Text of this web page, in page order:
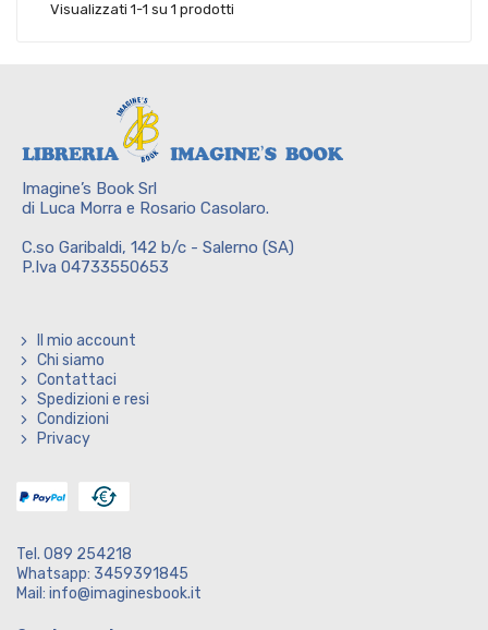
Visualizzati 1-1 su 1 prodotti
Imagine’s Book Srl
di Luca Morra e Rosario Casolaro.
C.so Garibaldi, 142 b/c - Salerno (SA)
P.Iva 04733550653
Il mio account
Chi siamo
Contattaci
Spedizioni e resi
Condizioni
Privacy
Tel. 089 254218
Whatsapp: 3459391845
Mail: info@imaginesbook.it